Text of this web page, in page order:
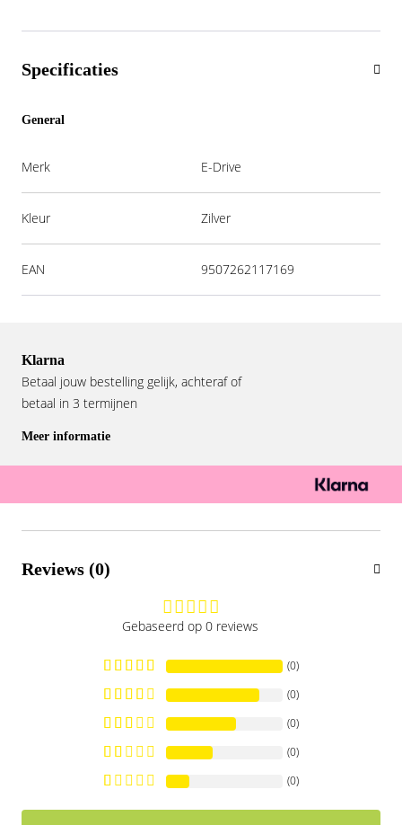
Specificaties
General
Merk E-Drive
Kleur Zilver
EAN 9507262117169
Klarna
Betaal jouw bestelling gelijk, achteraf of
betaal in 3 termijnen
Meer informatie
Reviews (0)
Gebaseerd op 0 reviews
(0)
(0)
(0)
(0)
(0)